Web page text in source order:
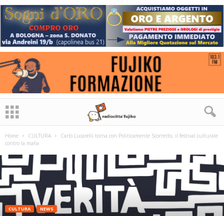
Home CULTURA
Carlo Lucarelli torna con Politicamente Scorretto, il festival culturale
contro la mafia
CULTURA NEWS